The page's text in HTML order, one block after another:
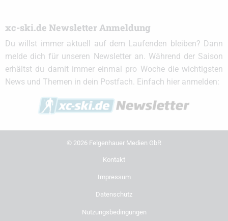
xc-ski.de Newsletter Anmeldung
Du willst immer aktuell auf dem Laufenden bleiben? Dann
melde dich für unseren Newsletter an. Während der Saison
erhältst du damit immer einmal pro Woche die wichtigsten
News und Themen in dein Postfach. Einfach hier anmelden:
© 2026 Felgenhauer Medien GbR
Kontakt
Impressum
Datenschutz
Nutzungsbedingungen